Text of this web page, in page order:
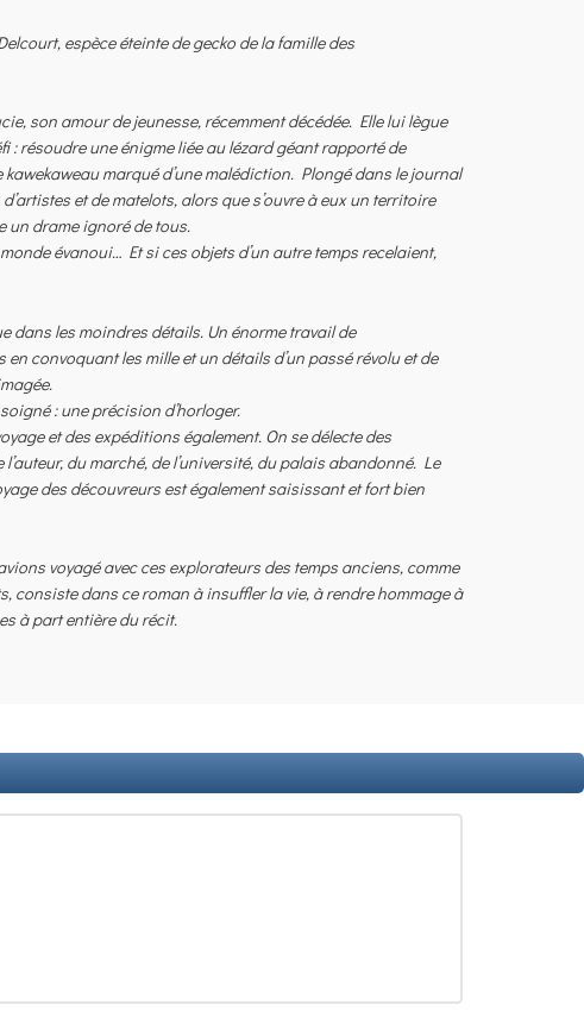
espèce éteinte de gecko de la famille des
son amour de jeunesse, récemment décédée. Elle lui lègue
: résoudre une énigme liée au lézard géant rapporté de
marqué d’une malédiction. Plongé dans le journal
et de matelots, alors que s’ouvre à eux un territoire
un drame ignoré de tous.
évanoui… Et si ces objets d’un autre temps recelaient,
dans les moindres détails. Un énorme travail de
convoquant les mille et un détails d’un passé révolu et de
: une précision d’horloger.
et des expéditions également. On se délecte des
du marché, de l’université, du palais abandonné. Le
des découvreurs est également saisissant et fort bien
voyagé avec ces explorateurs des temps anciens, comme
consiste dans ce roman à insuffler la vie, à rendre hommage à
à part entière du récit.